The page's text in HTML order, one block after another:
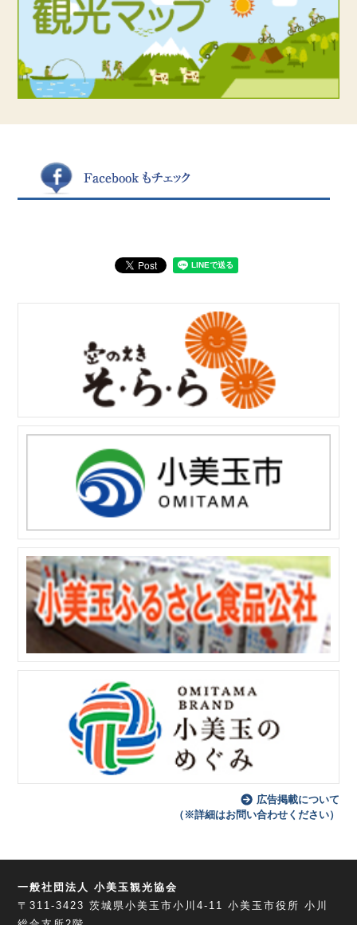
広告掲載について
（※詳細はお問い合わせください）
一般社団法人 小美玉観光協会
〒311-3423茨城県小美玉市小川4-11
小美玉市役所 小川